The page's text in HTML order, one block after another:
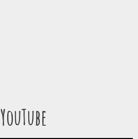
YouTube